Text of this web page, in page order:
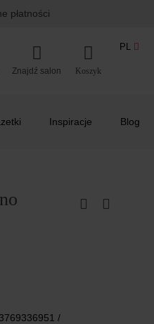
płatności
Koszyk
PL
Inspiracje Blog
/